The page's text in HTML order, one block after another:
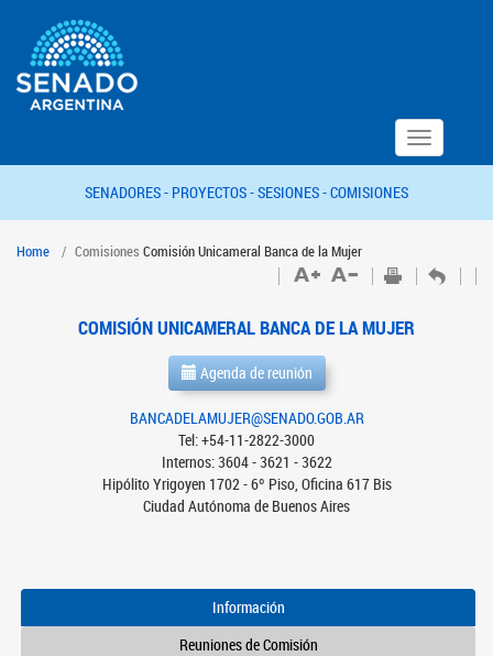
Toggle
navigation
SENADORES - PROYECTOS -SESIONES -COMISIONES
Home Comisiones Comisión Unicameral Banca de la Mujer
COMISIÓN UNICAMERAL BANCA DE LA MUJER
Agenda de reunión
BANCADELAMUJER@SENADO.GOB.AR
Tel: +54-11-2822-3000
Internos: 3604 - 3621 - 3622
Hipólito Yrigoyen 1702 - 6º Piso, Oficina 617 Bis
Ciudad Autónoma de Buenos Aires
Información
Reuniones de Comisión